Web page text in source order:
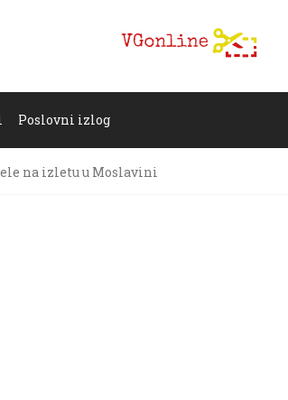
Poslovni izlog
na izletu u Moslavini